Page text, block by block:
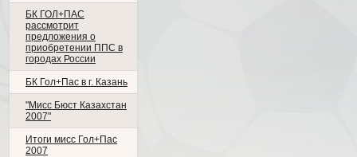
БК ГОЛ+ПАС
рассмотрит
предложения о
приобретении ППС в
городах России
БК Гол+Пас в г. Казань
"Мисс Бюст Казахстан
2007"
Итоги мисс Гол+Пас
2007